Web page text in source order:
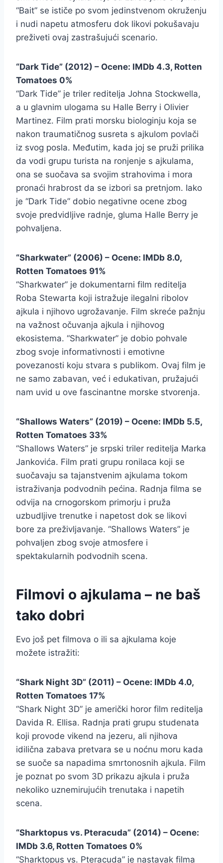
“Bait” se ističe po svom jedinstvenom okruženju
i nudi napetu atmosferu dok likovi pokušavaju
preživeti ovaj zastrašujući scenario.
“Dark Tide” (2012) – Ocene: IMDb 4.3, Rotten
Tomatoes 0%
“Dark Tide” je triler reditelja Johna Stockwella,
a u glavnim ulogama su Halle Berry i Olivier
Martinez. Film prati morsku biologinju koja se
nakon traumatičnog susreta s ajkulom povlači
iz svog posla. Međutim, kada joj se pruži prilika
da vodi grupu turista na ronjenje s ajkulama,
ona se suočava sa svojim strahovima i mora
pronaći hrabrost da se izbori sa pretnjom. Iako
je “Dark Tide” dobio negativne ocene zbog
svoje predvidljive radnje, gluma Halle Berry je
pohvaljena.
“Sharkwater” (2006) – Ocene: IMDb 8.0,
Rotten Tomatoes 91%
“Sharkwater” je dokumentarni film reditelja
Roba Stewarta koji istražuje ilegalni ribolov
ajkula i njihovo ugrožavanje. Film skreće pažnju
na važnost očuvanja ajkula i njihovog
ekosistema. “Sharkwater” je dobio pohvale
zbog svoje informativnosti i emotivne
povezanosti koju stvara s publikom. Ovaj film je
ne samo zabavan, već i edukativan, pružajući
nam uvid u ove fascinantne morske stvorenja.
“Shallows Waters” (2019) – Ocene: IMDb 5.5,
Rotten Tomatoes 33%
“Shallows Waters” je srpski triler reditelja Marka
Jankovića. Film prati grupu ronilaca koji se
suočavaju sa tajanstvenim ajkulama tokom
istraživanja podvodnih pećina. Radnja filma se
odvija na crnogorskom primorju i pruža
uzbudljive trenutke i napetost dok se likovi
bore za preživljavanje. “Shallows Waters” je
pohvaljen zbog svoje atmosfere i
spektakularnih podvodnih scena.
Filmovi o ajkulama – ne baš
tako dobri
Evo još pet filmova o ili sa ajkulama koje
možete istražiti:
“Shark Night 3D” (2011) – Ocene: IMDb 4.0,
Rotten Tomatoes 17%
“Shark Night 3D” je američki horor film reditelja
Davida R. Ellisa. Radnja prati grupu studenata
koji provode vikend na jezeru, ali njihova
idilična zabava pretvara se u noćnu moru kada
se suoče sa napadima smrtonosnih ajkula. Film
je poznat po svom 3D prikazu ajkula i pruža
nekoliko uznemirujućih trenutaka i napetih
scena.
“Sharktopus vs. Pteracuda” (2014) – Ocene:
IMDb 3.6, Rotten Tomatoes 0%
“Sharktopus vs. Pteracuda” je nastavak filma